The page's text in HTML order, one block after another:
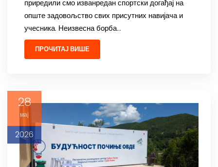
приредили смо изванредан спортски догађај на
опште задовољство свих присутних навијача и
учесника. Неизвесна борба…
ПРОЧИТАЈ ВИШЕ
28
мај
2026